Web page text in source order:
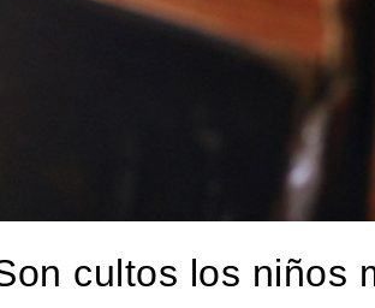
cultos los niños